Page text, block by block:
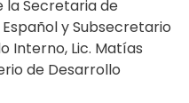
la Secretaria de
y Subsecretario
Interno, Lic. Matías
de Desarrollo